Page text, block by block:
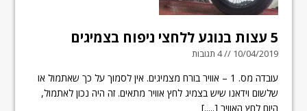
5 עצות בנוגע ללחצי ניפוח בצמיגים
10/04/2019 // 4 תגובות
עובדה מס. 1 – אוויר בורח מצמיגים. אין לסמוך על כך שאתמול או
שלשום וידאנו שיש בצמיג לחץ אוויר מתאים. זה היה נכון לאתמול,
היום לחץ האוויר [.....]